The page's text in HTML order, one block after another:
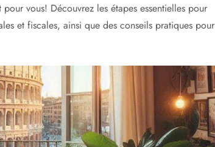
vous! Découvrez les étapes essentielles pour
et fiscales, ainsi que des conseils pratiques pour